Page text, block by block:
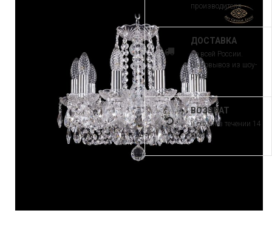
производителя
ДОСТАВКА
по всей России.
Самовывоз из шоу-
рума
ВОЗВРАТ
и обмен в течении 14
дней